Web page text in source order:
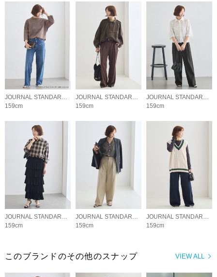
JOURNAL STANDARD L'ESSAGE
159cm
JOURNAL STANDARD L'ESSAGE
159cm
JOURNAL STANDARD L'ESSAGE
159cm
JOURNAL STANDARD L'ESSAGE
159cm
JOURNAL STANDARD L'ESSAGE
159cm
JOURNAL STANDARD L'ESSAGE
159cm
VIEW ALL
このブランドのその他のスナップ